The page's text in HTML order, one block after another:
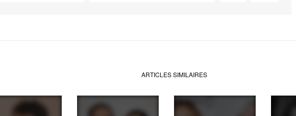
ARTICLES SIMILAIRES